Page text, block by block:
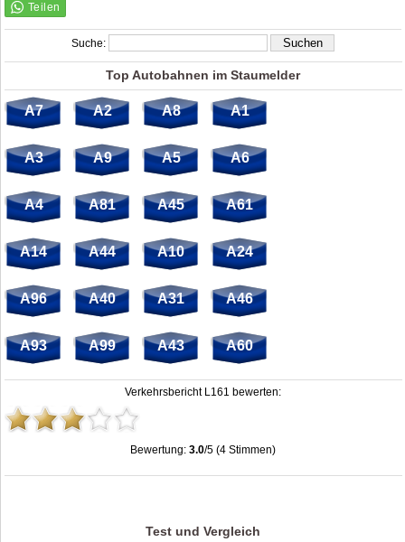
Suche:
Top Autobahnen im Staumelder
A7 A2 A8 A1
A3 A9 A5 A6
A4 A81 A45 A61
A14 A44 A10 A24
A96 A40 A31 A46
A93 A99 A43 A60
Verkehrsbericht L161 bewerten:
Bewertung:3.0/5 (4 Stimmen)
Stau L161: Unfälle, Sperrung & Baustellen | Staumelder L161 ,3.0out of5based
Test und Vergleich